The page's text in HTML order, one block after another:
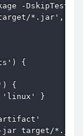
-DskipTests'
*.jar',
{
{
}
target/*.jar